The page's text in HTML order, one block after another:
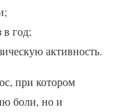
год;
активность.
при котором
боли, но и